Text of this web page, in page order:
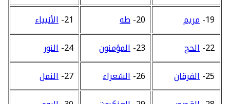
19- مريم 20- طه 21- الأنبياء
22- الحج 23- المؤمنون 24- النور
25- الفرقان 26- الشعراء 27- النمل